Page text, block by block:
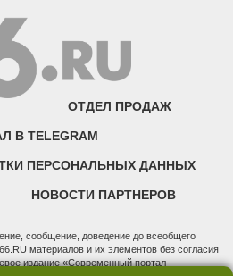
ОТДЕЛ ПРОДАЖ
В TELEGRAM
ПЕРСОНАЛЬНЫХ ДАННЫХ
НОВОСТИ ПАРТНЕРОВ
сообщение, доведение до всеобщего
материалов и их элементов без согласия
издание «Современный портал